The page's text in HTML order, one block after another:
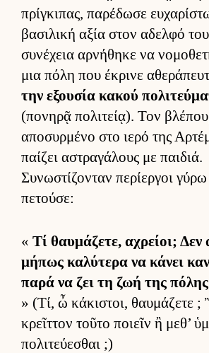
πρίγκιπας, παρέδωσε
βασιλική αξία στον αδελφό
συνέχεια αρ­νήθηκε να
μια πόλη που έκρινε
την εξου­σία κακού
(πονηρᾷ πολιτεί­ᾳ). Τον
αποσυρ­μένο στο ιερό της
παί­ζει αστραγάλους με παι­διά.
Συνωστίζονταν περίερ­γοι
πετού­σε:
« Τί θαυ­μάζετε, αχρεί­οι; Δεν
μήπως καλύτερα να κάνει
παρά να ζει τη ζωή της
» (Τί, ὦ κάκιστοι, θαυ­μάζετε
κρεῖτ­τον τοῦτο ποιεῖν ἢ μεθ’
πολιτεύ­εσθαι ;)